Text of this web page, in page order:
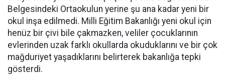
Belgesindeki Ortaokulun yerine şu ana kadar yeni bir
okul inşa edilmedi. Milli Eğitim Bakanlığı yeni okul için
henüz bir çivi bile çakmazken, veliler çocuklarının
evlerinden uzak farklı okullarda okuduklarını ve bir çok
mağduriyet yaşadıklarını belirterek bakanlığa tepki
gösterdi.